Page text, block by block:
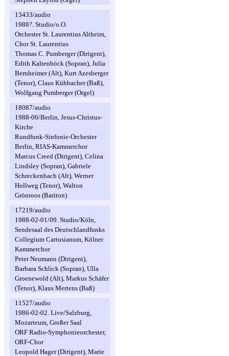
13433/audio
1988?. Studio/o.O.
Orchester St. Laurentius Altheim,
Chor St. Laurentius
Thomas C. Pumberger (Dirigent),
Edith Kaltenböck (Sopran), Julia
Bernheimer (Alt), Kurt Azesberger
(Tenor), Claus Kühbacher (Baß),
Wolfgang Pumberger (Orgel)
18087/audio
1988-06/Berlin, Jesus-Christus-
Kirche
Rundfunk-Sinfonie-Orchester
Berlin, RIAS-Kammerchor
Marcus Creed (Dirigent), Celina
Lindsley (Sopran), Gabriele
Schreckenbach (Alt), Werner
Hollweg (Tenor), Walton
Grönroos (Bariton)
17219/audio
1988-02-01/09. Studio/Köln,
Sendesaal des Deutschlandfunks
Collegium Cartusianum, Kölner
Kammerchor
Peter Neumann (Dirigent),
Barbara Schlick (Sopran), Ulla
Groenewold (Alt), Markus Schäfer
(Tenor), Klaus Mertens (Baß)
11527/audio
1986-02-02. Live/Salzburg,
Mozarteum, Großer Saal
ORF Radio-Symphonieorchester,
ORF-Chor
Leopold Hager (Dirigent), Marie